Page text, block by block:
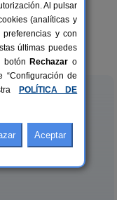
60 pers.
desde23 €
Al pulsar
(analíticas y
y con
últimas puedes
botón Rechazar o
“Configuración de
POLÍTICA DE